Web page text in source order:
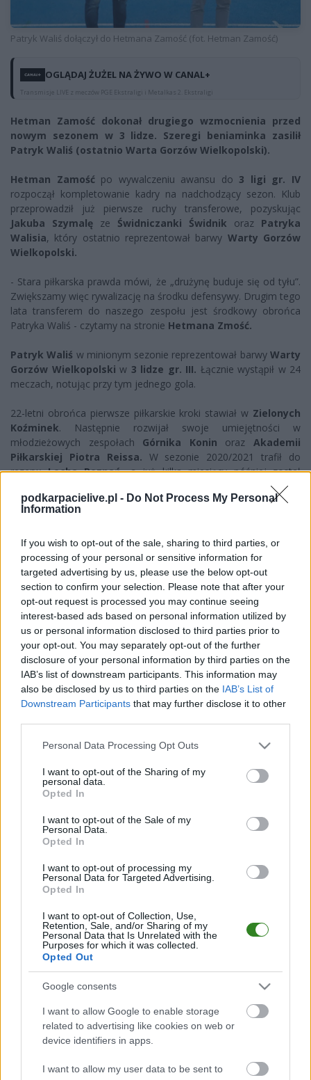
podkarpacielive.pl - Do Not Process My Personal
Information
If you wish to opt-out of the sale, sharing to third parties, or
processing of your personal or sensitive information for
targeted advertising by us, please use the below opt-out
section to confirm your selection. Please note that after your
opt-out request is processed you may continue seeing
interest-based ads based on personal information utilized by
us or personal information disclosed to third parties prior to
your opt-out. You may separately opt-out of the further
disclosure of your personal information by third parties on the
IAB’s list of downstream participants. This information may
also be disclosed by us to third parties on the IAB’s List of
Downstream Participants that may further disclose it to other
Please note that this website/app uses one or more Google
not limited to your visit or usage behaviour. You may click to
grant or deny consent to Google and its third-party tags to
use your data for below specified purposes in below Google
consent section.
Personal Data Processing Opt Outs
I want to opt-out of the Sharing of my
personal data.
Opted In
I want to opt-out of the Sale of my
Personal Data.
Opted In
I want to opt-out of processing my
Personal Data for Targeted Advertising.
Opted In
I want to opt-out of Collection, Use,
Retention, Sale, and/or Sharing of my
Personal Data that Is Unrelated with the
Purposes for which it was collected.
Opted Out
Google consents
I want to allow Google to enable storage
related to advertising like cookies on web or
device identifiers in apps.
I want to allow my user data to be sent to
Patryk Waliś dołączył do Hetmana Zamość (fot. Hetman Zamość)
OGLĄDAJ ŻUŻEL NA ŻYWO W CANAL+
Transmisje LIVE z meczów PGE Ekstraligi i Metalkas 2. Ekstraligi
Hetman Zamość dokonał drugiego wzmocnienia przed
nowym sezonem w 3 lidze. Szeregi beniaminka zasilił
Patryk Waliś (ostatnio Warta Gorzów Wielkopolski).
Hetman Zamość po wywalczeniu awansu do3 ligi gr. IV
rozpoczął kompletowanie kadry na nadchodzący sezon. Klub
przeprowadził już pierwsze ruchy transferowe, pozyskując
Jakuba Szymalę ze Świdniczanki Świdnik oraz Patryka
Walisia, który ostatnio reprezentował barwy Warty Gorzów
Wielkopolski.
- Stara piłkarska prawda mówi, że „drużynę buduje się od tyłu”.
Zwiększamy więc rywalizację na środku defensywy. Drugim tego
lata transferem do naszego zespołu jest środkowy obrońca
Patryka Waliś - czytamy na stronie Hetmana Zmość.
Patryk Waliś w minionym sezonie reprezentował barwyWarty
Gorzów Wielkopolski w 3 lidze gr. III. Łącznie wystąpił w 24
meczach, notując przy tym jednego gola.
22-letni obrońca pierwsze piłkarskie kroki stawiał w Zielonych
Koźminek. Następnie rozwijał swoje umiejętności w
młodzieżowych zespołach Górnika Konin orazAkademii
Piłkarskiej Piotra Reissa. W sezonie 2020/2021 trafił do
rezerwLecha Poznań,a już kilka miesięcy później został
włączony do kadry pierwszego zespołu. W swojej karierze
reprezentował również barwyOdry Opole, KKS-u Kaliszoraz
Wisły Puławy.
Więcej o lidze: III liga, gr. IV
CZYTAJ TAKŻE
2026-08-07 00:48
Derby w Dębicy.
Lubaczowianie
podejmą beniaminka
[ZAPOWIEDŹ 2.
KOLEJKI]
2026-08-06 23:51
Doświadczony
zawodnik do wzięcia.
Michał Kitliński
rozstał się z Sokołem
Młody golkiper
dołączył do Pogoni-
KOMENTARZE
Uwaga!
Teraz komentarze są domyślnie ukryte, aby poprawić
komfort korzystania z serwisu. Kliknij przycisk
„Zobacz komentarze”, aby je wyświetlić i dołączyć do
dyskusji.
Zobacz komentarze